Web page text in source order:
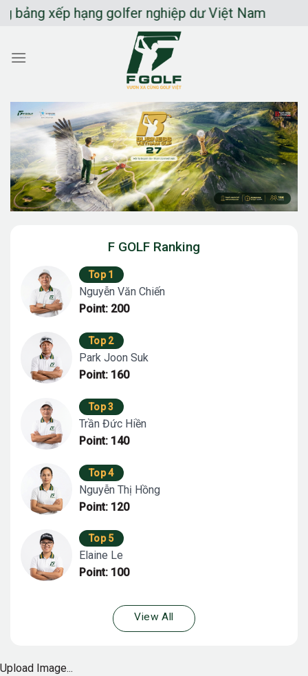
Chuyển
dung
xếp hạng golfer nghiệp dư Việt Nam
F GOLF Ranking
Top 1
Nguyễn Văn Chiến
Point: 200
Top 2
Park Joon Suk
Point: 160
Top 3
Trần Đức Hiền
Point: 140
Top 4
Nguyễn Thị Hồng
Point: 120
Top 5
Elaine Le
Point: 100
View All
Upload Image...